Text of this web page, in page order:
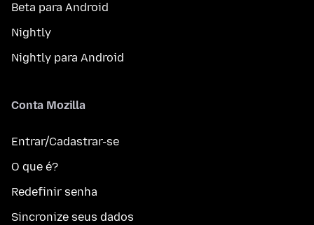
Beta para Android
Nightly
Nightly para Android
Conta Mozilla
Entrar/Cadastrar-se
O que é?
Redefinir senha
Sincronize seus dados